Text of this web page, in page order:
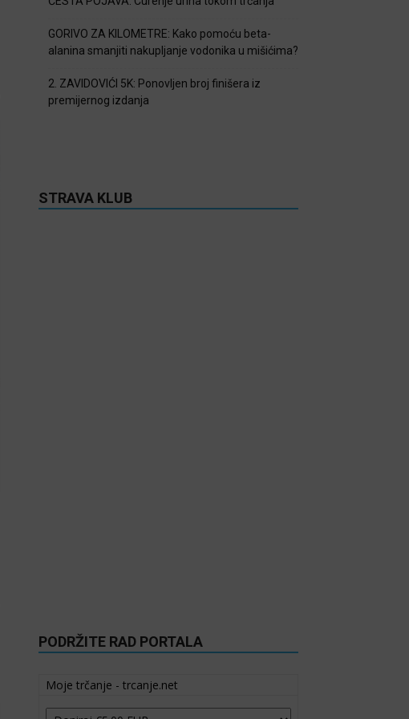
GORIVO ZA KILOMETRE: Kako pomoću beta-
alanina smanjiti nakupljanje vodonika u mišićima?
2. ZAVIDOVIĆI 5K: Ponovljen broj finišera iz
premijernog izdanja
STRAVA KLUB
PODRŽITE RAD PORTALA
Moje trčanje - trcanje.net